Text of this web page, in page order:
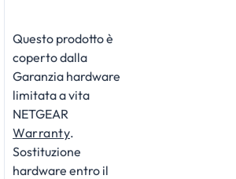
Questo prodotto è
coperto dalla
Garanzia hardware
limitata a vita
NETGEAR
Warranty.
Sostituzione
hardware entro il